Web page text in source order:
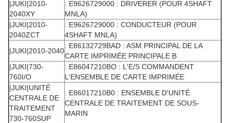
|JUKI|2010-
2040XY
: E9626729000 : DRIVERER (POUR 4SHAFT
MNLA)
|JUKI|2010-
2040ZCT
: E9626729000 : CONDUCTEUR (POUR
4SHAFT MNLA)
|JUKI|2010-2040
: E86132729BAD : ASM PRINCIPAL DE LA
CARTE IMPRIMÉE PRINCIPALE B
|JUKI|730-
760I/O
: E86047210BO : L'E/S COMMANDENT
L'ENSEMBLE DE CARTE IMPRIMÉE
|JUKI|UNITÉ
CENTRALE DE
TRAITEMENT
730-760SUP
: E86017210B0 : ENSEMBLE D'UNITÉ
CENTRALE DE TRAITEMENT DE SOUS-
MARIN